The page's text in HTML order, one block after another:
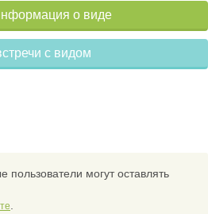
о виде
с видом
пользователи могут оставлять